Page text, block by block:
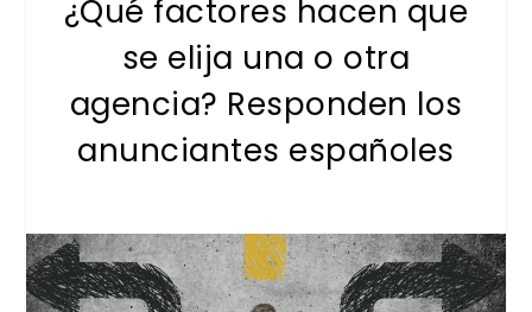
¿Qué factores hacen que
se elija una o otra
agencia? Responden los
anunciantes españoles